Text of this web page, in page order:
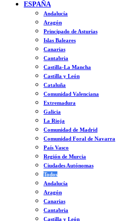
ESPAÑA
Andalucía
Aragón
Principado de Asturias
Islas Baleares
Canarias
Cantabria
Castilla-La Mancha
Castilla y León
Cataluña
Comunidad Valenciana
Extremadura
Galicia
La Rioja
Comunidad de Madrid
Comunidad Foral de Navarra
País Vasco
Región de Murcia
Ciudades Autónomas
Todos
Andalucía
Aragón
Canarias
Cantabria
Castilla y León